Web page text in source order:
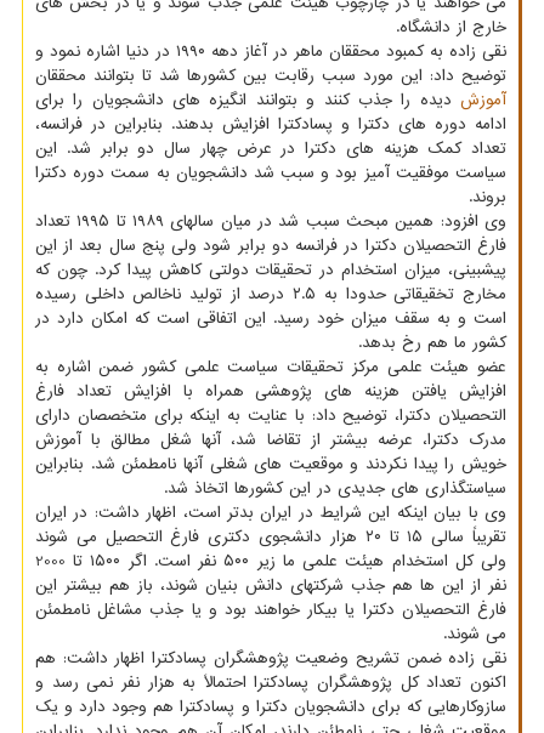
خارج از دانشگاه.
نقی زاده به کمبود محققان ماهر در آغاز دهه ۱۹۹۰ در دنیا اشاره نمود و
توضیح داد: این مورد سبب رقابت بین کشورها شد تا بتوانند محققان
آموزش دیده را جذب کنند و بتوانند انگیزه های دانشجویان را برای
ادامه دوره های دکترا و پسادکترا افزایش بدهند. بنابراین در فرانسه،
تعداد کمک هزینه های دکترا در عرض چهار سال دو برابر شد. این
سیاست موفقیت آمیز بود و سبب شد دانشجویان به سمت دوره دکترا
بروند.
وی افزود: همین مبحث سبب شد در میان سالهای ۱۹۸۹ تا ۱۹۹۵ تعداد
فارغ التحصیلان دکترا در فرانسه دو برابر شود ولی پنج سال بعد از این
پیشبینی، میزان استخدام در تحقیقات دولتی کاهش پیدا کرد. چون که
مخارج تخقیقاتی حدودا به ۲.۵ درصد از تولید ناخالص داخلی رسیده
است و به سقف میزان خود رسید. این اتفاقی است که امکان دارد در
کشور ما هم رخ بدهد.
عضو هیئت علمی مرکز تحقیقات سیاست علمی کشور ضمن اشاره به
افزایش یافتن هزینه های پژوهشی همراه با افزایش تعداد فارغ
التحصیلان دکترا، توضیح داد: با عنایت به اینکه برای متخصصان دارای
مدرک دکترا، عرضه بیشتر از تقاضا شد، آنها شغل مطالق با آموزش
خویش را پیدا نکردند و موقعیت های شغلی آنها نامطمئن شد. بنابراین
سیاستگذاری های جدیدی در این کشورها اتخاذ شد.
وی با بیان اینکه این شرایط در ایران بدتر است، اظهار داشت: در ایران
تقریباً سالی ۱۵ تا ۲۰ هزار دانشجوی دکتری فارغ التحصیل می شوند
ولی کل استخدام هیئت علمی ما زیر ۵۰۰ نفر است. اگر ۱۵۰۰ تا 2000
نفر از این ها هم جذب شرکتهای دانش بنیان شوند، باز هم بیشتر این
فارغ التحصیلان دکترا یا بیکار خواهند بود و یا جذب مشاغل نامطمئن
می شوند.
نقی زاده ضمن تشریح وضعیت پژوهشگران پسادکترا اظهار داشت: هم
اکنون تعداد کل پژوهشگران پسادکترا احتمالاً به هزار نفر نمی رسد و
سازوکارهایی که برای دانشجویان دکترا و پسادکترا هم وجود دارد و یک